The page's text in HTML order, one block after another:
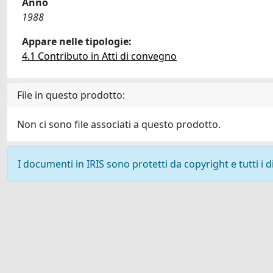
1988
Appare nelle tipologie:
4.1 Contributo in Atti di convegno
File in questo prodotto:
Non ci sono file associati a questo prodotto.
I documenti in IRIS sono protetti da copyright e tutti i